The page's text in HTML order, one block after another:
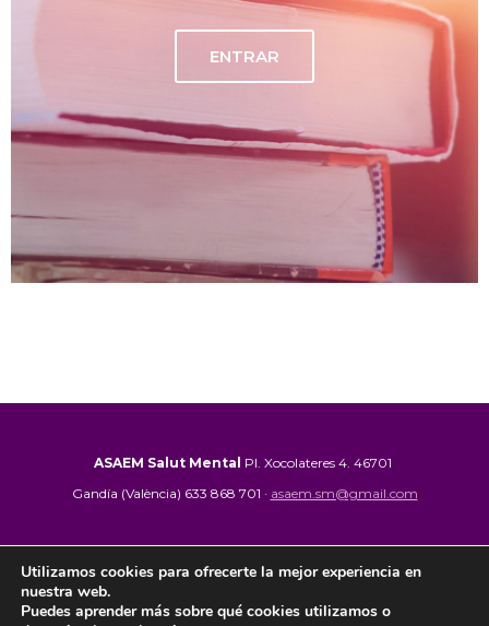
ENTRAR
ASAEM Salut Mental Pl. Xocolateres 4. 46701
Gandía (València) 633 868 701 · asaem.sm@gmail.com
Gandía (València) 962 864 900 ·crislasafor@hotmail.com
Avis Legal| Politica de Privacitat|Politica de cookies
Utilizamos cookies para ofrecerte la mejor experiencia en
nuestra web.
Puedes aprender más sobre qué cookies utilizamos o